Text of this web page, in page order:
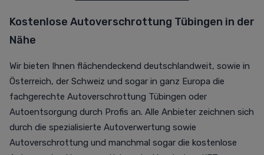
Kostenlose Autoverschrottung Tübingen in der
Nähe
Wir bieten Ihnen flächendeckend deutschlandweit, sowie in
Österreich, der Schweiz und sogar in ganz Europa die
fachgerechte Autoverschrottung Tübingen oder
Autoentsorgung durch Profis an. Alle Anbieter zeichnen sich
durch die spezialisierte Autoverwertung sowie
Autoverschrottung und manchmal sogar die kostenlose